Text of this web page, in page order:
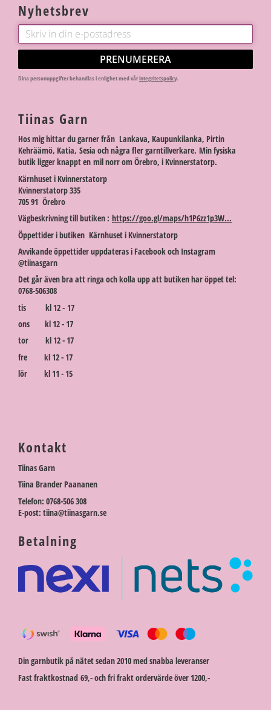
Nyhetsbrev
PRENUMERERA
Dina personuppgifter behandlas i enlighet med vårintegritetspolicy.
Tiinas Garn
Hos mig hittar du garner från Lankava, Kaupunkilanka, Pirtin
Kehräämö, Katia, Sesia och några fler garntillverkare. Min fysiska
butik ligger knappt en mil norr om Örebro, i Kvinnerstatorp.
Kärnhuset i Kvinnerstatorp
Kvinnerstatorp 335
705 91 Örebro
Vägbeskrivning till butiken : https://goo.gl/maps/h1P6zz1p3W...
Öppettider i butiken Kärnhuset i Kvinnerstatorp
Avvikande öppettider uppdateras i Facebook och Instagram
@tiinasgarn
Det går även bra att ringa och kolla upp att butiken har öppet tel:
0768-506308
tis kl 12 - 17
ons kl 12 - 17
tor kl 12 - 17
fre kl 12 - 17
lör kl 11 - 15
Kontakt
Tiinas Garn
Tiina Brander Paananen
Telefon: 0768-506 308
E-post: tiina@tiinasgarn.se
Betalning
Din garnbutik på nätet sedan 2010 med snabba leveranser
Fast fraktkostnad 69,- och fri frakt ordervärde över 1200,-